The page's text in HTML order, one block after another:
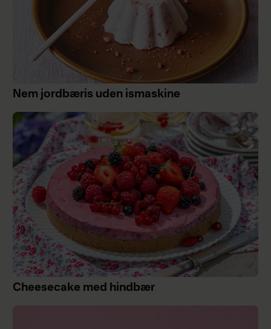
Nem jordbæris uden ismaskine
Cheesecake med hindbær